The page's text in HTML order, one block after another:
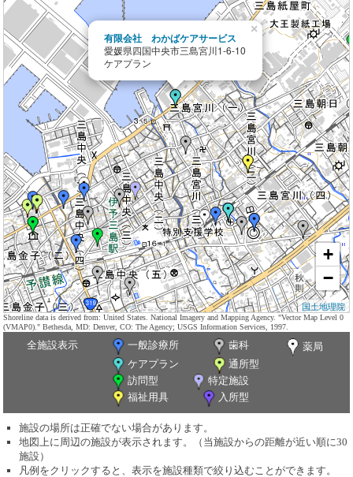
有限会社 わかばケアサービス
愛媛県四国中央市三島宮川1-6-10
ケアプラン
×
+
−
国土地理院
Shoreline data is derived from: United States. National Imagery and Mapping Agency. "Vector Map Level 0
(VMAP0)." Bethesda, MD: Denver, CO: The Agency; USGS Information Services, 1997.
全施設表示 一般診療所 歯科
薬局
ケアプラン
通所型
訪問型
特定施設
福祉用具
入所型
施設の場所は正確でない場合があります。
地図上に周辺の施設が表示されます。（当施設からの距離が近い順に30
施設）
凡例をクリックすると、表示を施設種類で絞り込むことができます。